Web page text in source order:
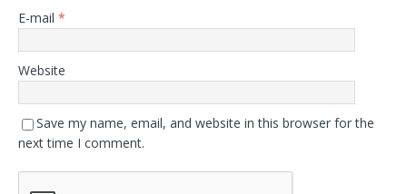
E-mail *
Website
Save my name, email, and website in this browser for the
next time I comment.